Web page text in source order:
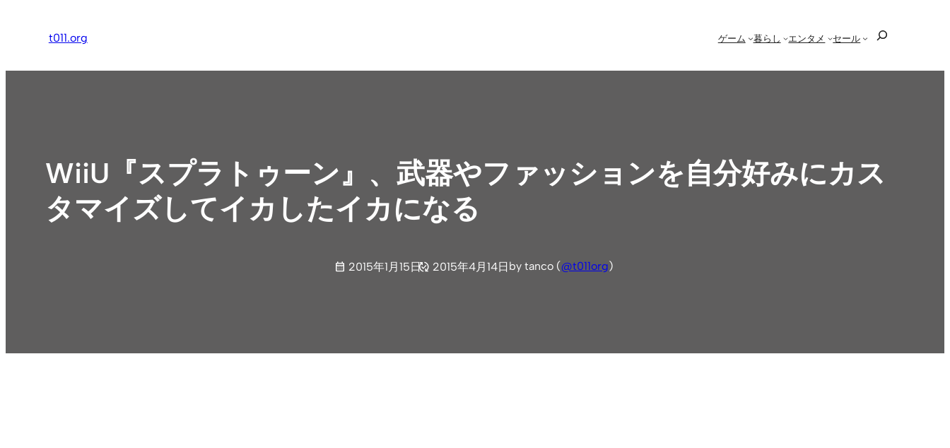
ス
t011.org ゲーム 暮らし エンタメ セール
WiiU『スプラトゥーン』、武器やファッションを自分好みにカス
タマイズしてイカしたイカになる
2015年1月15日 2015年4月14日 by tanco (@t011org)